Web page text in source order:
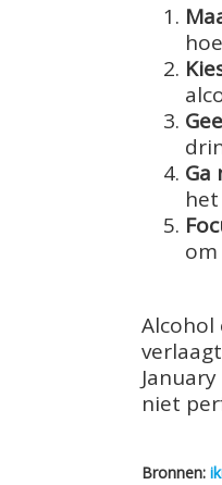
Ga
Alcohol
niet
Bronnen: